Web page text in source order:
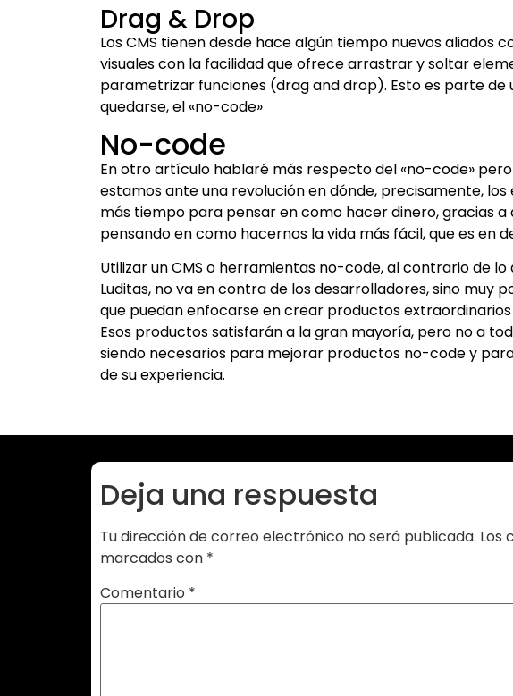
Drag & Drop
Los CMS tienen desde hace algún tiempo nuevos aliados
visuales con la facilidad que ofrece arrastrar y soltar
parametrizar funciones (drag and drop). Esto es parte de
quedarse, el «no-code»
No-code
En otro artículo hablaré más respecto del «no-code»
estamos ante una revolución en dónde, precisamente,
más tiempo para pensar en como hacer dinero, gracias
pensando en como hacernos la vida más fácil, que es en
Utilizar un CMS o herramientas no-code, al contrario de
Luditas, no va en contra de los desarrolladores, sino muy
que puedan enfocarse en crear productos
Esos productos satisfarán a la gran mayoría, pero no a
siendo necesarios para mejorar productos no-code y
de su experiencia.
Deja una respuesta
Tu dirección de correo electrónico no será publicada. Los
marcados con *
Comentario *